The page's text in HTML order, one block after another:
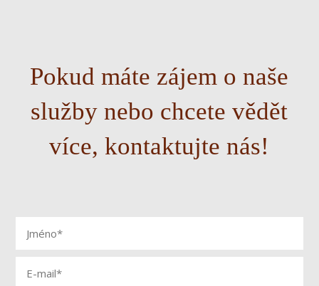
Pokud máte zájem o naše
služby nebo chcete vědět
více, kontaktujte nás!